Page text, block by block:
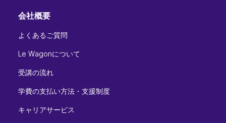
会社概要
よくあるご質問
Le Wagonについて
受講の流れ
学費の支払い方法・支援制度
キャリアサービス